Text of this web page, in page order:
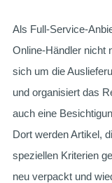
Als Full-Service-
Online-Händler nicht
sich um die
und organisiert das
auch eine
Dort werden Artikel,
speziellen Kriterien
neu verpackt und